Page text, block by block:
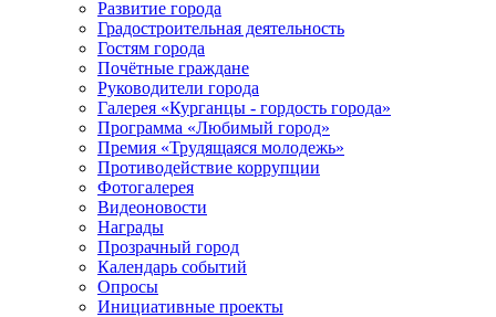
Развитие города
Градостроительная деятельность
Гостям города
Почётные граждане
Руководители города
Галерея «Курганцы - гордость города»
Программа «Любимый город»
Премия «Трудящаяся молодежь»
Противодействие коррупции
Фотогалерея
Видеоновости
Награды
Прозрачный город
Календарь событий
Опросы
Инициативные проекты